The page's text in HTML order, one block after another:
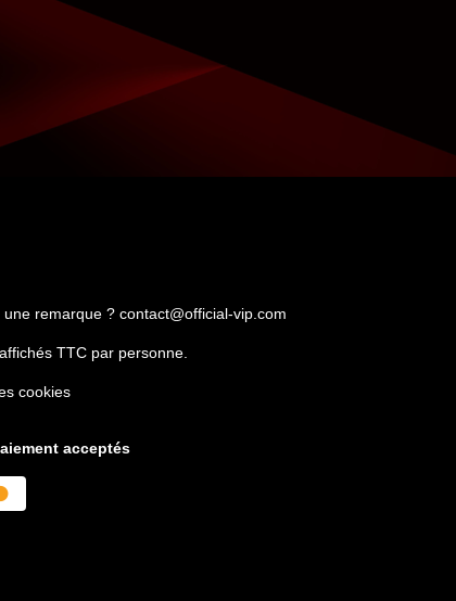
une remarque ? contact@official-vip.com
TTC par personne.
cookies
acceptés